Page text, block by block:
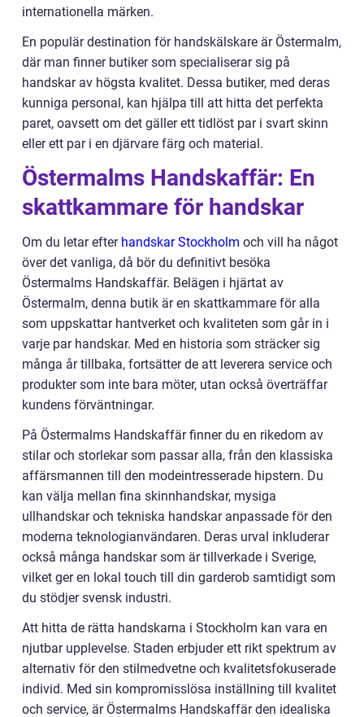
internationella märken.
En populär destination för handskälskare är Östermalm,
där man finner butiker som specialiserar sig på
handskar av högsta kvalitet. Dessa butiker, med deras
kunniga personal, kan hjälpa till att hitta det perfekta
paret, oavsett om det gäller ett tidlöst par i svart skinn
eller ett par i en djärvare färg och material.
Östermalms Handskaffär: En
skattkammare för handskar
Om du letar efter handskar Stockholm och vill ha något
över det vanliga, då bör du definitivt besöka
Östermalms Handskaffär. Belägen i hjärtat av
Östermalm, denna butik är en skattkammare för alla
som uppskattar hantverket och kvaliteten som går in i
varje par handskar. Med en historia som sträcker sig
många år tillbaka, fortsätter de att leverera service och
produkter som inte bara möter, utan också överträffar
kundens förväntningar.
På Östermalms Handskaffär finner du en rikedom av
stilar och storlekar som passar alla, från den klassiska
affärsmannen till den modeintresserade hipstern. Du
kan välja mellan fina skinnhandskar, mysiga
ullhandskar och tekniska handskar anpassade för den
moderna teknologianvändaren. Deras urval inkluderar
också många handskar som är tillverkade i Sverige,
vilket ger en lokal touch till din garderob samtidigt som
du stödjer svensk industri.
Att hitta de rätta handskarna i Stockholm kan vara en
njutbar upplevelse. Staden erbjuder ett rikt spektrum av
alternativ för den stilmedvetne och kvalitetsfokuserade
individ. Med sin kompromisslösa inställning till kvalitet
och service, är Östermalms Handskaffär den idealiska